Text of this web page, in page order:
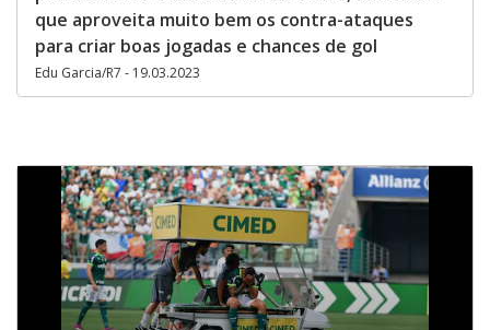
que aproveita muito bem os contra-ataques
para criar boas jogadas e chances de gol
Edu Garcia/R7 - 19.03.2023